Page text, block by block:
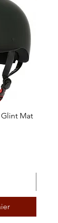
Glint Mat